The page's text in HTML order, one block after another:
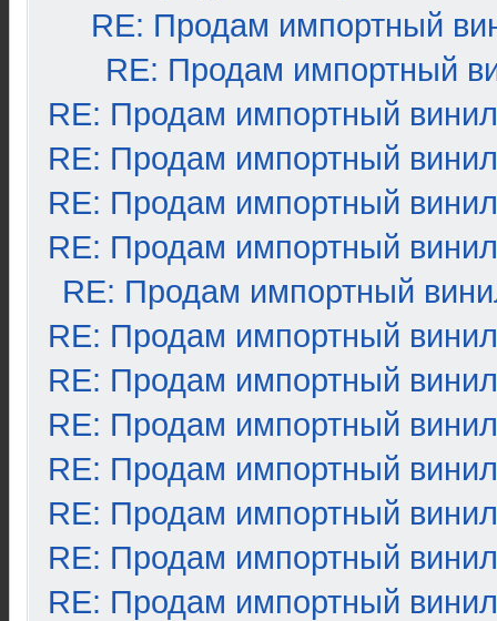
RE: Продам импортный
RE: Продам импортный
RE: Продам импортный винил
RE: Продам импортный винил
RE: Продам импортный винил
RE: Продам импортный винил
RE: Продам импортный
RE: Продам импортный винил
RE: Продам импортный винил
RE: Продам импортный винил
RE: Продам импортный винил
RE: Продам импортный винил
RE: Продам импортный винил
RE: Продам импортный винил